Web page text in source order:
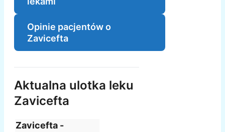
Opinie pacjentów o
Zavicefta
Aktualna ulotka leku
Zavicefta
Zavicefta -